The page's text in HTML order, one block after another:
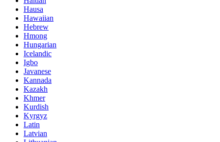
Hausa
Hawaiian
Hebrew
Hmong
Hungarian
Icelandic
Igbo
Javanese
Kannada
Kazakh
Khmer
Kurdish
Kyrgyz
Latin
Latvian